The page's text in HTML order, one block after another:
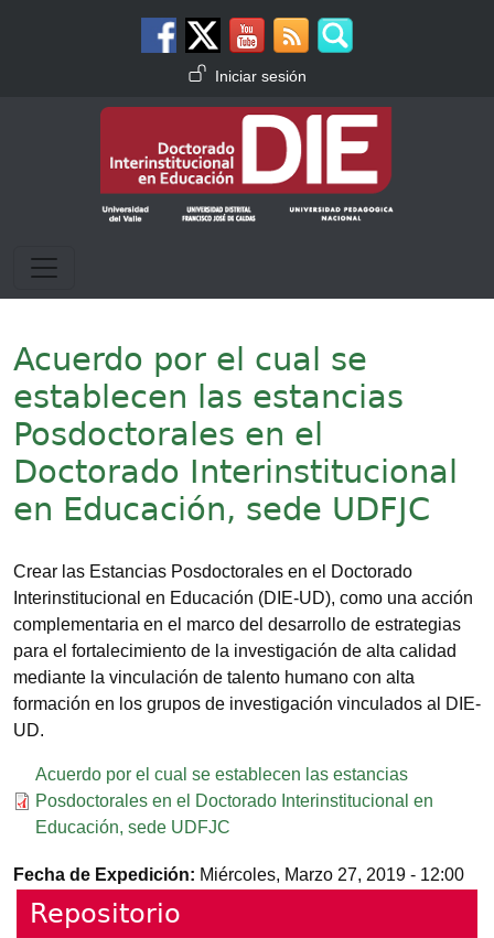
Menú de cuenta de usuario
Iniciar sesión
Acuerdo por el cual se
establecen las estancias
Posdoctorales en el
Doctorado Interinstitucional
en Educación, sede UDFJC
Crear las Estancias Posdoctorales en el Doctorado
Interinstitucional en Educación (DIE-UD), como una acción
complementaria en el marco del desarrollo de estrategias
para el fortalecimiento de la investigación de alta calidad
mediante la vinculación de talento humano con alta
formación en los grupos de investigación vinculados al DIE-
UD.
Documento
Acuerdo por el cual se establecen las estancias
Posdoctorales en el Doctorado Interinstitucional en
Educación, sede UDFJC
Fecha de Expedición Miércoles, Marzo 27, 2019 - 12:00
Repositorio